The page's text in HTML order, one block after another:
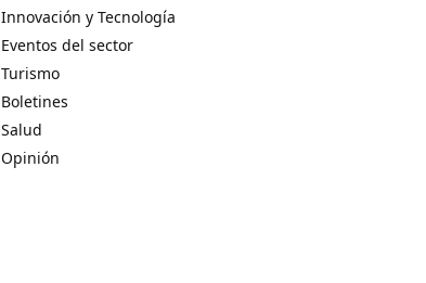
Innovación y Tecnología
Eventos del sector
Turismo
Boletines
Salud
Opinión